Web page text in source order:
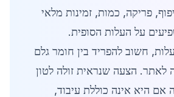
פריקה, כמות, זמינות מלאי
על העלות הסופית.
חשוב להפריד בין חומר גלם
לאתר. הצעה שנראית זולה לטון
אם היא אינה כוללת עיבוד,